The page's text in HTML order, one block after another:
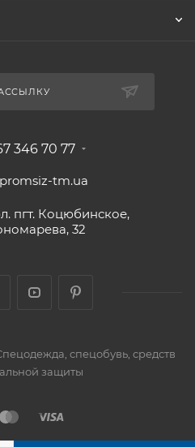
346 70 77
tm.ua
пгт. Коцюбинское,
32
спецобувь, средств
защиты